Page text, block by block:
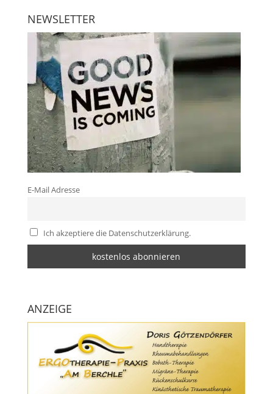
NEWSLETTER
E-Mail Adresse
Ich akzeptiere die Datenschutzerklärung.
ANZEIGE